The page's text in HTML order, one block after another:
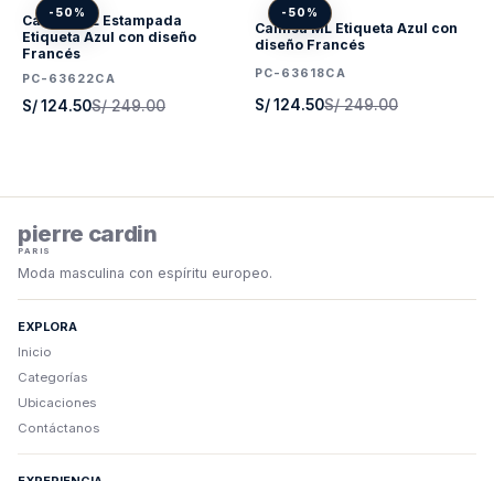
-50%
Camisa ML Estampada
Etiqueta Azul con diseño
Francés
PC-63622CA
S/ 124.50S/ 249.00
-50%
Camisa ML Etiqueta Azul con
diseño Francés
PC-63618CA
S/ 124.50S/ 249.00
pierre cardin
PARIS
Moda masculina con espíritu europeo.
EXPLORA
Inicio
Categorías
Ubicaciones
Contáctanos